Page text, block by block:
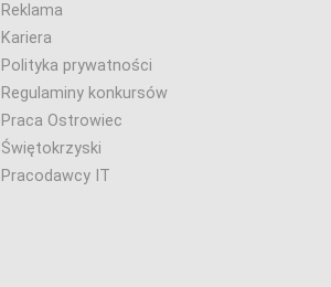
Reklama
Kariera
Polityka prywatności
Regulaminy konkursów
Praca Ostrowiec
Świętokrzyski
Pracodawcy IT